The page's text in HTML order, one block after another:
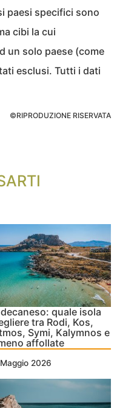
paesi specifici sono
cibi la cui
un solo paese (come
esclusi. Tutti i dati
©RIPRODUZIONE RISERVATA
quale isola
tra Rodi, Kos,
Symi, Kalymnos e
affollate
2026